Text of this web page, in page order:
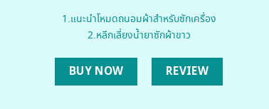
1.แนะนำโหมดถนอมผ้าสำหรับซักเครื่อง
2.หลีกเลี่ยงน้ำยาซักผ้าขาว
BUY NOW REVIEW